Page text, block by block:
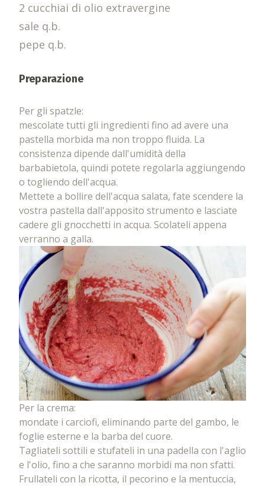
2 cucchiai di olio extravergine
sale q.b.
pepe q.b.
Preparazione
Per gli spatzle:
mescolate tutti gli ingredienti fino ad avere una
pastella morbida ma non troppo fluida. La
consistenza dipende dall'umidità della
barbabietola, quindi potete regolarla aggiungendo
o togliendo dell'acqua.
Mettete a bollire dell'acqua salata, fate scendere la
vostra pastella dall'apposito strumento e lasciate
cadere gli gnocchetti in acqua. Scolateli appena
verranno a galla.
Per la crema:
mondate i carciofi, eliminando parte del gambo, le
foglie esterne e la barba del cuore.
Tagliateli sottili e stufateli in una padella con l'aglio
e l'olio, fino a che saranno morbidi ma non sfatti.
Frullateli con la ricotta, il pecorino e la mentuccia,